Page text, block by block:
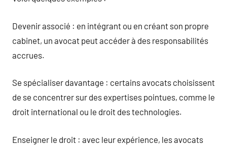
Devenir associé : en intégrant ou en créant son propre
cabinet, un avocat peut accéder à des responsabilités
accrues.
Se spécialiser davantage : certains avocats choisissent
de se concentrer sur des expertises pointues, comme le
droit international ou le droit des technologies.
Enseigner le droit : avec leur expérience, les avocats